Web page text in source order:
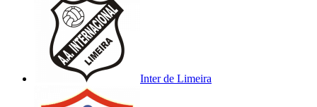
Inter de Limeira